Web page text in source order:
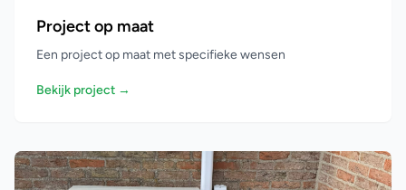
Project op maat
Een project op maat met specifieke wensen
Bekijk project →